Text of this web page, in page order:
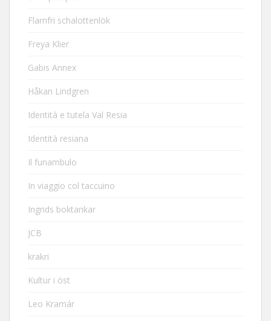
Flarnfri schalottenlök
Freya Klier
Gabis Annex
Håkan Lindgren
Identità e tutela Val Resia
Identità resiana
Il funambulo
In viaggio col taccuino
Ingrids boktankar
JCB
krakri
Kultur i öst
Leo Kramár